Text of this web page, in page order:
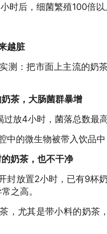
时后，细菌繁殖100倍以
越脏
：把市面上主流的奶
茶，大肠菌群暴增
4小时，菌落总数最
的微生物被带入饮品中
奶茶，也不干净
置2小时，已有9杯奶
之高。
尤其是带小料的奶茶